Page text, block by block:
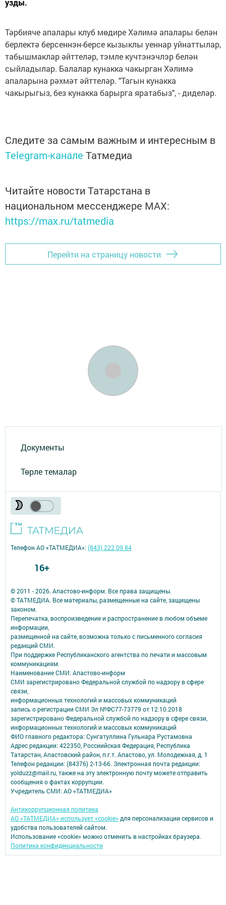
узды.
Тәрбияче апалары клуб мөдире Хәлимә апалары белән
берлектә берсеннэн-берсе кызыклы уеннар уйнаттылар,
табышмаклар әйттеләр, тэмле кучтэнэчлэр белән
сыйладылар. Балалар кунакка чакырган Хәлимә
апаларына рәхмәт әйттеләр. "Тагын кунакка
чакырыгыз, без кунакка барырга яратабыз", - диделәр.
Следите за самым важным и интересным в
Telegram-канале Татмедиа
Читайте новости Татарстана в
национальном мессенджере MАХ:
https://max.ru/tatmedia
Перейти на страницу новости
Документы
Төрле темалар
© 2011 - 2026. Апастово-информ. Все права защищены.
© ТАТМЕДИА. Все материалы, размещенные на сайте, защищены
законом.
Перепечатка, воспроизведение и распространение в любом объеме
информации,
размещенной на сайте, возможна только с письменного согласия
редакций СМИ.
При поддержке Республиканского агентства по печати и массовым
коммуникациям.
Наименование СМИ: Апастово-информ
СМИ зарегистрировано Федеральной службой по надзору в сфере
связи,
информационных технологий и массовых коммуникаций
запись о регистрации СМИ Эл №ФС77-73779 от 12.10.2018
зарегистрировано Федеральной службой по надзору в сфере связи,
информационных технологий и массовых коммуникаций
ФИО главного редактора: Сунгатуллина Гульнара Рустамовна
Адрес редакции: 422350, Россиийская Федерация, Республика
Татарстан, Апастовский район, п.г.т. Апастово, ул. Молодежная, д. 1
Телефон редакции: (84376) 2-13-66. Электронная почта редакции:
yolduzz@mail.ru, также на эту электронную почту можете отправить
сообщения о фактах коррупции.
Учредитель СМИ: АО «ТАТМЕДИА»
Антикоррупционная политика
АО «ТАТМЕДИА» использует «cookie» для персонализации сервисов и
удобства пользователей сайтом.
Использование «cookie» можно отменить в настройках браузера.
Политика конфиденциальности
Телефон АО «ТАТМЕДИА»:(843) 222 09 84
16+